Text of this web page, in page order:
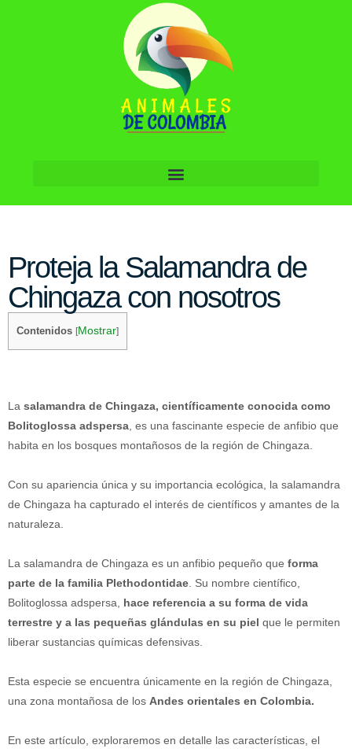
Proteja la Salamandra de
Chingaza con nosotros
Contenidos [Mostrar]
La salamandra de Chingaza, científicamente conocida como
Bolitoglossa adspersa , es una fascinante especie de anfibio que
habita en los bosques montañosos de la región de Chingaza.
Con su apariencia única y su importancia ecológica, la salamandra
de Chingaza ha capturado el interés de científicos y amantes de la
naturaleza.
La salamandra de Chingaza es un anfibio pequeño que forma
parte de la familia Plethodontidae . Su nombre científico,
Bolitoglossa adspersa, hace referencia a su forma de vida
terrestre y a las pequeñas glándulas en su piel que le permiten
liberar sustancias químicas defensivas.
Esta especie se encuentra únicamente en la región de Chingaza,
una zona montañosa de los Andes orientales en Colombia.
En este artículo, exploraremos en detalle las características, el